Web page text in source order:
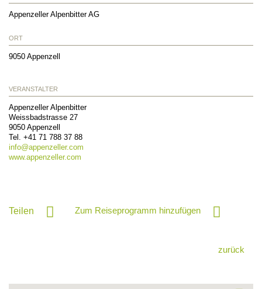
Appenzeller Alpenbitter AG
ORT
9050 Appenzell
VERANSTALTER
Appenzeller Alpenbitter
Weissbadstrasse 27
9050 Appenzell
Tel. +41 71 788 37 88
info@appenzeller.com
www.appenzeller.com
Teilen Zum Reiseprogramm hinzufügen
zurück